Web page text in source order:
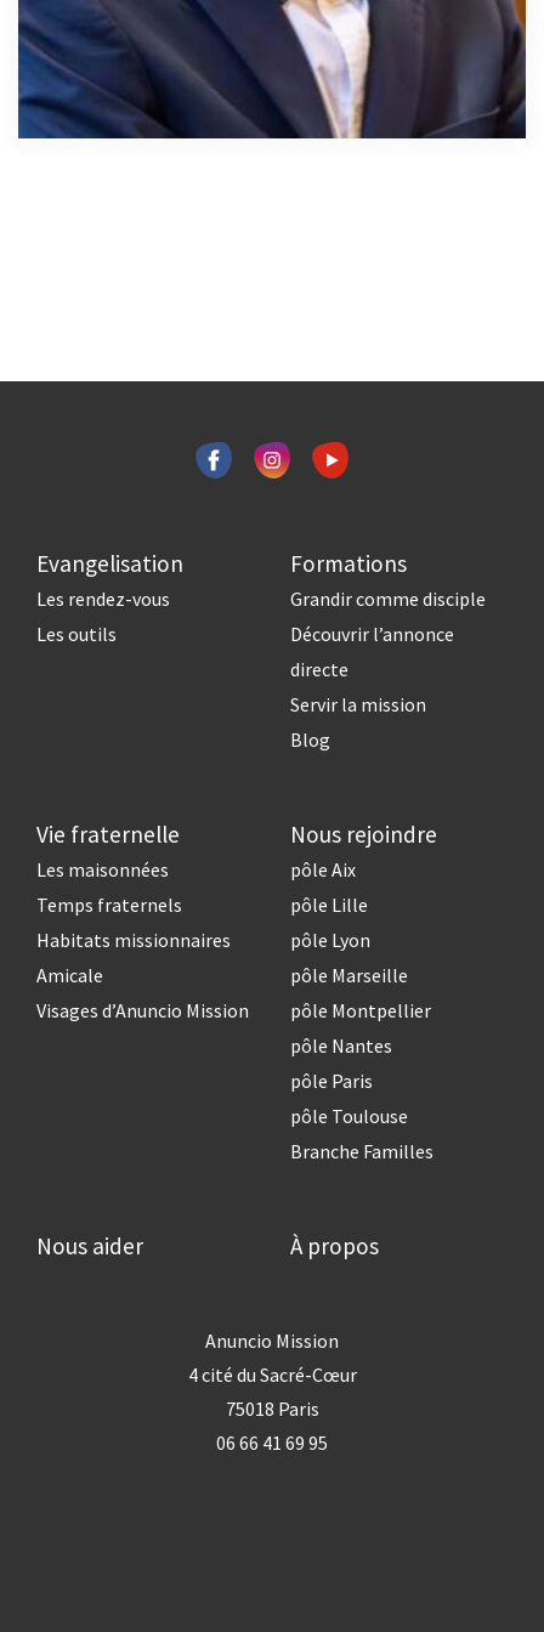
Evangelisation
Les rendez-vous
Les outils
Formations
Grandir comme disciple
Découvrir l’annonce
directe
Servir la mission
Blog
Vie fraternelle
Les maisonnées
Temps fraternels
Habitats missionnaires
Amicale
Visages d’Anuncio Mission
Nous rejoindre
pôle Aix
pôle Lille
pôle Lyon
pôle Marseille
pôle Montpellier
pôle Nantes
pôle Paris
pôle Toulouse
Branche Familles
Nous aider À propos
Anuncio Mission
4 cité du Sacré-Cœur
75018 Paris
06 66 41 69 95